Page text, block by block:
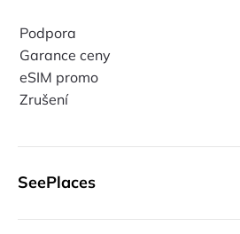
Podpora
Garance ceny
eSIM promo
Zrušení
SeePlaces